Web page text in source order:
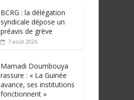
BCRG : la délégation
syndicale dépose un
préavis de grève
7 août 2026
Mamadi Doumbouya
rassure : « La Guinée
avance, ses institutions
fonctionnent »